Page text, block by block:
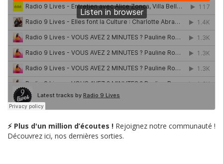
⚡ Plus d'un million d’écoutes ! Rejoignez notre communauté !
Découvrez ici, nos dernières sorties.